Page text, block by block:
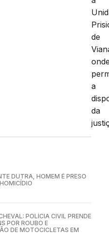
de
a
da
DUTRA, HOMEM É PRESO
POLÍCIA CIVIL PRENDE
POR ROUBO E
DE MOTOCICLETAS EM